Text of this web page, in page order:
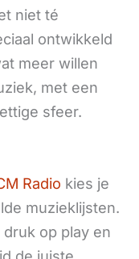
niet té
ontwikkeld
meer willen
met een
sfeer.
Radio kies je
muzieklijsten.
op play en